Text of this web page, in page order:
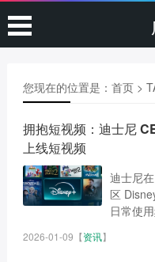
您现在的位置是： 首页>
拥抱短视频：迪士尼
上线短视频
迪士尼
区
日常使
2026-01-09 【资讯】